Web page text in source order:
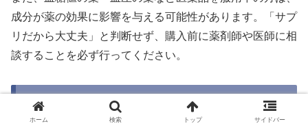
成分が薬の効果に影響を与える可能性があります。「サプ
リだから大丈夫」と判断せず、購入前に薬剤師や医師に相
談することを必ず行ってください。
成分カテゴリ別のお腹の脂肪サプリ
【2026年5月最新】
ホーム 検索 トップ サイドバー